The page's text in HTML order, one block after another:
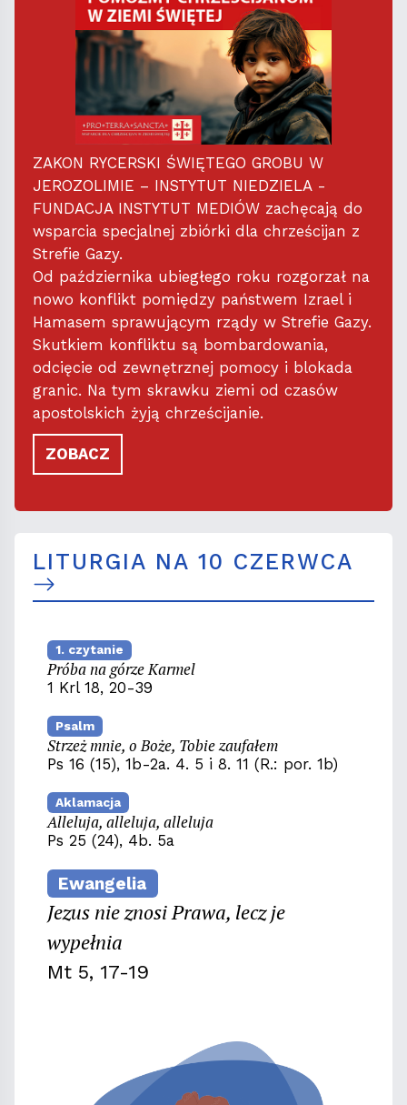
ZAKON RYCERSKI ŚWIĘTEGO GROBU W
JEROZOLIMIE – INSTYTUT NIEDZIELA -
FUNDACJA INSTYTUT MEDIÓW zachęcają do
wsparcia specjalnej zbiórki dla chrześcijan z
Strefie Gazy.
Od października ubiegłego roku rozgorzał na
nowo konflikt pomiędzy państwem Izrael i
Hamasem sprawującym rządy w Strefie Gazy.
Skutkiem konfliktu są bombardowania,
odcięcie od zewnętrznej pomocy i blokada
granic. Na tym skrawku ziemi od czasów
apostolskich żyją chrześcijanie.
ZOBACZ
LITURGIA NA 10 CZERWCA
1. czytanie
Próba na górze Karmel
1 Krl 18, 20-39
Psalm
Strzeż mnie, o Boże, Tobie zaufałem
Ps 16 (15), 1b-2a. 4. 5 i 8. 11 (R.: por. 1b)
Aklamacja
Alleluja, alleluja, alleluja
Ps 25 (24), 4b. 5a
Ewangelia
Jezus nie znosi Prawa, lecz je
wypełnia
Mt 5, 17-19